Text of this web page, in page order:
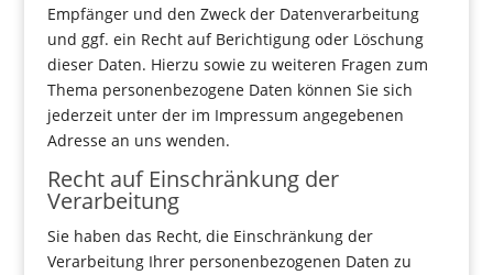
Empfänger und den Zweck der Datenverarbeitung
und ggf. ein Recht auf Berichtigung oder Löschung
dieser Daten. Hierzu sowie zu weiteren Fragen zum
Thema personenbezogene Daten können Sie sich
jederzeit unter der im Impressum angegebenen
Adresse an uns wenden.
Recht auf Einschränkung der
Verarbeitung
Sie haben das Recht, die Einschränkung der
Verarbeitung Ihrer personenbezogenen Daten zu